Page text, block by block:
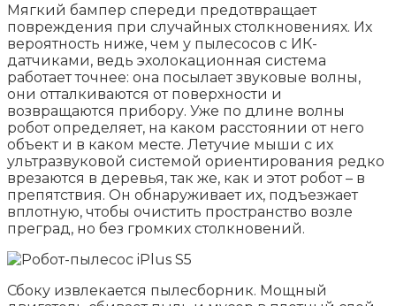
Мягкий бампер спереди предотвращает
повреждения при случайных столкновениях. Их
вероятность ниже, чем у пылесосов с ИК-
датчиками, ведь эхолокационная система
работает точнее: она посылает звуковые волны,
они отталкиваются от поверхности и
возвращаются прибору. Уже по длине волны
робот определяет, на каком расстоянии от него
объект и в каком месте. Летучие мыши с их
ультразвуковой системой ориентирования редко
врезаются в деревья, так же, как и этот робот – в
препятствия. Он обнаруживает их, подъезжает
вплотную, чтобы очистить пространство возле
преград, но без громких столкновений.
Сбоку извлекается пылесборник. Мощный